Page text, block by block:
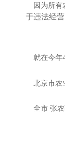
因为所有
于违法经
就在今年
北京市农
全市 张农